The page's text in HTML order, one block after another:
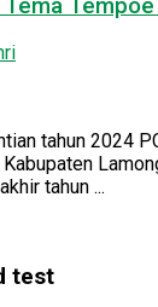
Tema
tahun 2024
tahun ...
test